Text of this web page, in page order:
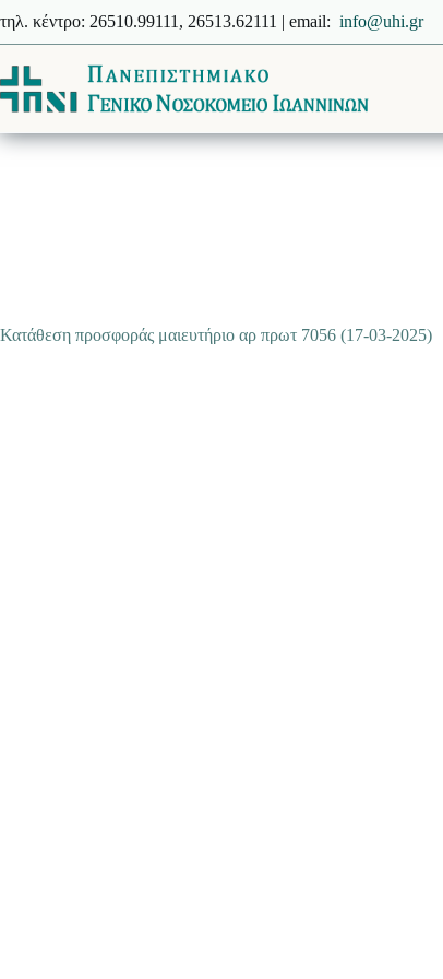
στο
περιεχόμενο
τηλ. κέντρο: 26510.99111, 26513.62111 | email: info@uhi.gr
Κατάθεση προσφοράς μαιευτήριο αρ πρωτ 7056 (17-03-2025)